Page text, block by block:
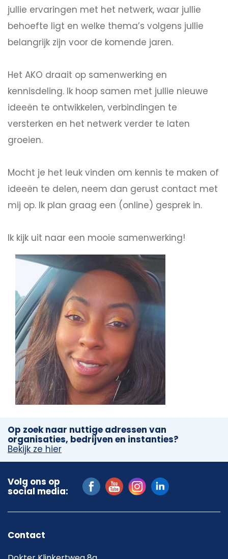
jullie ervaringen met het netwerk, waar jullie
behoefte ligt en welke thema’s volgens jullie
belangrijk zijn voor de komende jaren.
Het AKO draait op samenwerking en
kennisdeling. Ik hoop samen met jullie nieuwe
ideeën te ontwikkelen, verbindingen te
versterken en het netwerk verder te laten
groeien.
Mocht je het leuk vinden om kennis te maken of
ideeën te delen, neem dan gerust contact met
mij op. Ik plan graag een (online) gesprek in.
Ik kijk uit naar een mooie samenwerking!
Op zoek naar nuttige adressen van
organisaties, bedrijven en instanties?
Bekijk ze hier
Volg ons op
social media:
Contact